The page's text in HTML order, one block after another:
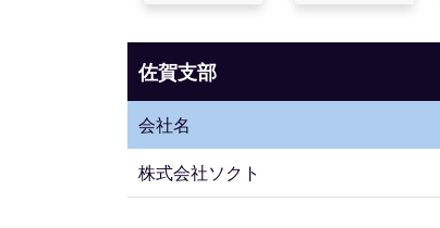
佐賀支部
会社名
株式会社ソクト